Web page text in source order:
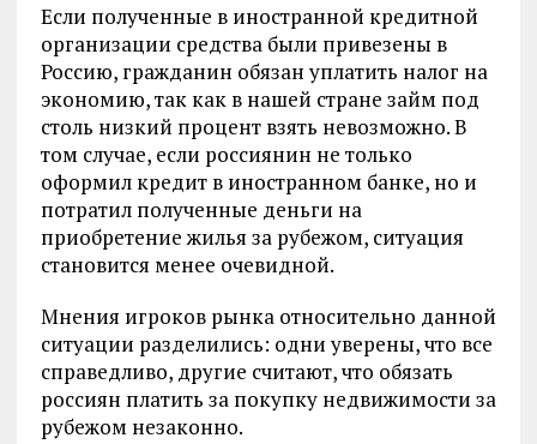
Если полученные в иностранной кредитной
организации средства были привезены в
Россию, гражданин обязан уплатить налог на
экономию, так как в нашей стране займ под
столь низкий процент взять невозможно. В
том случае, если россиянин не только
оформил кредит в иностранном банке, но и
потратил полученные деньги на
приобретение жилья за рубежом, ситуация
становится менее очевидной.
Мнения игроков рынка относительно данной
ситуации разделились: одни уверены, что все
справедливо, другие считают, что обязать
россиян платить за покупку недвижимости за
рубежом незаконно.